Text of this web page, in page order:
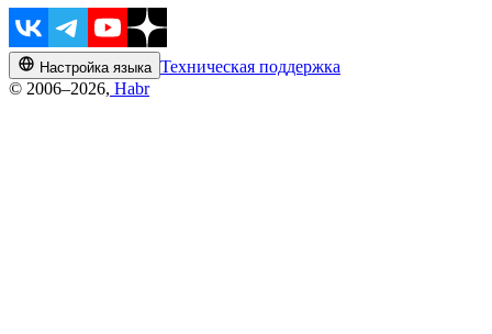
Настройка языка Техническая поддержка
© 2006–2026, Habr